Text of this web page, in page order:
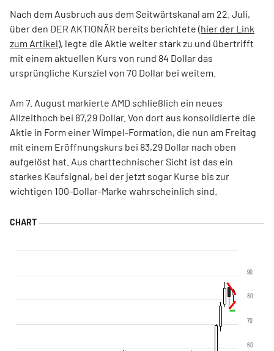
Nach dem Ausbruch aus dem Seitwärtskanal am 22. Juli,
über den DER AKTIONÄR bereits berichtete (hier der Link
zum Artikel), legte die Aktie weiter stark zu und übertrifft
mit einem aktuellen Kurs von rund 84 Dollar das
ursprüngliche Kursziel von 70 Dollar bei weitem.
Am 7. August markierte AMD schließlich ein neues
Allzeithoch bei 87,29 Dollar. Von dort aus konsolidierte die
Aktie in Form einer Wimpel-Formation, die nun am Freitag
mit einem Eröffnungskurs bei 83,29 Dollar nach oben
aufgelöst hat. Aus charttechnischer Sicht ist das ein
starkes Kaufsignal, bei der jetzt sogar Kurse bis zur
wichtigen 100-Dollar-Marke wahrscheinlich sind.
60
70
80
90